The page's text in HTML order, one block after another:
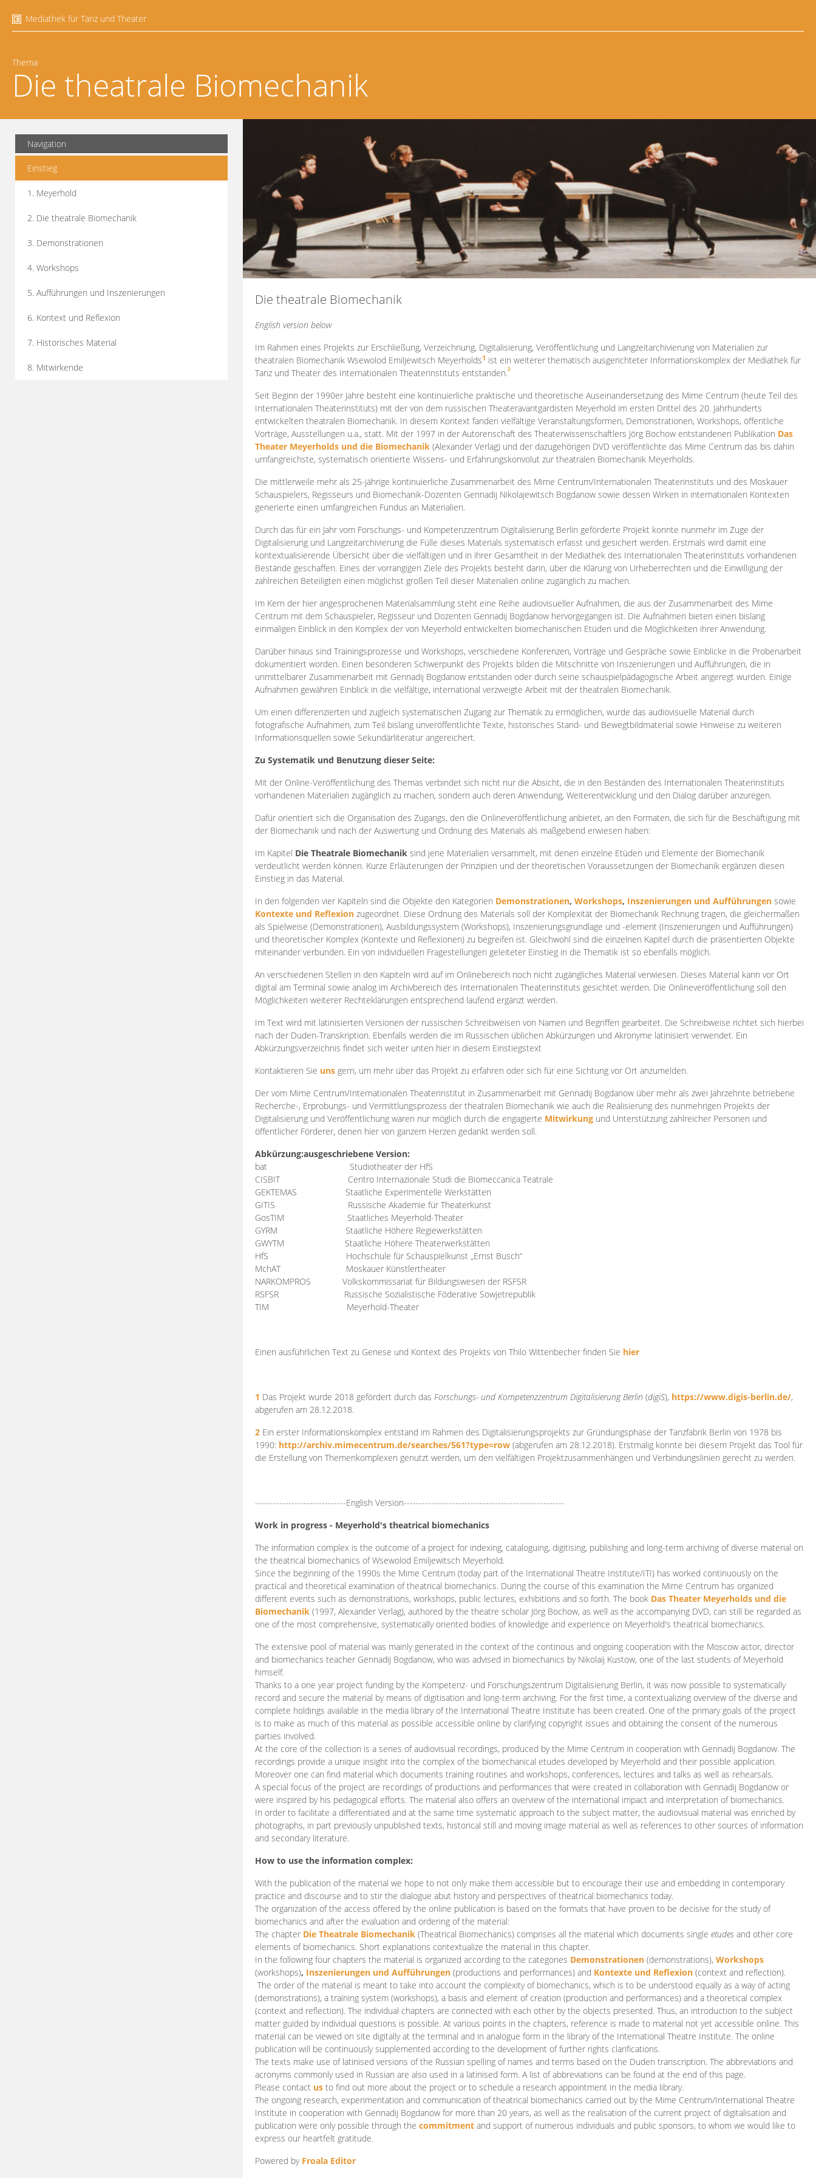
Mediathek für Tanz und Theater
Thema
Die theatrale Biomechanik
Navigation
Einstieg
1. Meyerhold
2. Die theatrale Biomechanik
3. Demonstrationen
4. Workshops
5. Aufführungen und Inszenierungen
6. Kontext und Reflexion
7. Historisches Material
8. Mitwirkende
Die theatrale Biomechanik
English version below
Im Rahmen eines Projekts zur Erschließung, Verzeichnung, Digitalisierung, Veröffentlichung und Langzeitarchivierung von Materialien zur
theatralen Biomechanik Wsewolod Emiljewitsch Meyerholds1 ist ein weiterer thematisch ausgerichteter Informationskomplex der Mediathek für
Tanz und Theater des Internationalen Theaterinstituts entstanden.2
Seit Beginn der 1990er Jahre besteht eine kontinuierliche praktische und theoretische Auseinandersetzung des Mime Centrum (heute Teil des
Internationalen Theaterinstituts) mit der von dem russischen Theateravantgardisten Meyerhold im ersten Drittel des 20. Jahrhunderts
entwickelten theatralen Biomechanik. In diesem Kontext fanden vielfältige Veranstaltungsformen, Demonstrationen, Workshops, öffentliche
Vorträge, Ausstellungen u.a., statt. Mit der 1997 in der Autorenschaft des Theaterwissenschaftlers Jörg Bochow entstandenen Publikation Das
Theater Meyerholds und die Biomechanik (Alexander Verlag) und der dazugehörigen DVD veröffentlichte das Mime Centrum das bis dahin
umfangreichste, systematisch orientierte Wissens- und Erfahrungskonvolut zur theatralen Biomechanik Meyerholds.
Die mittlerweile mehr als 25-jährige kontinuierliche Zusammenarbeit des Mime Centrum/Internationalen Theaterinstituts und des Moskauer
Schauspielers, Regisseurs und Biomechanik-Dozenten Gennadij Nikolajewitsch Bogdanow sowie dessen Wirken in internationalen Kontexten
generierte einen umfangreichen Fundus an Materialien.
Durch das für ein Jahr vom Forschungs- und Kompetenzzentrum Digitalisierung Berlin geförderte Projekt konnte nunmehr im Zuge der
Digitalisierung und Langzeitarchivierung die Fülle dieses Materials systematisch erfasst und gesichert werden. Erstmals wird damit eine
kontextualisierende Übersicht über die vielfältigen und in ihrer Gesamtheit in der Mediathek des Internationalen Theaterinstituts vorhandenen
Bestände geschaffen. Eines der vorrangigen Ziele des Projekts besteht darin, über die Klärung von Urheberrechten und die Einwilligung der
zahlreichen Beteiligten einen möglichst großen Teil dieser Materialien online zugänglich zu machen.
Im Kern der hier angesprochenen Materialsammlung steht eine Reihe audiovisueller Aufnahmen, die aus der Zusammenarbeit des Mime
Centrum mit dem Schauspieler, Regisseur und Dozenten Gennadij Bogdanow hervorgegangen ist. Die Aufnahmen bieten einen bislang
einmaligen Einblick in den Komplex der von Meyerhold entwickelten biomechanischen Etüden und die Möglichkeiten ihrer Anwendung.
Darüber hinaus sind Trainingsprozesse und Workshops, verschiedene Konferenzen, Vorträge und Gespräche sowie Einblicke in die Probenarbeit
dokumentiert worden. Einen besonderen Schwerpunkt des Projekts bilden die Mitschnitte von Inszenierungen und Aufführungen, die in
unmittelbarer Zusammenarbeit mit Gennadij Bogdanow entstanden oder durch seine schauspielpädagogische Arbeit angeregt wurden. Einige
Aufnahmen gewähren Einblick in die vielfältige, international verzweigte Arbeit mit der theatralen Biomechanik.
Um einen differenzierten und zugleich systematischen Zugang zur Thematik zu ermöglichen, wurde das audiovisuelle Material durch
fotografische Aufnahmen, zum Teil bislang unveröffentlichte Texte, historisches Stand- und Bewegtbildmaterial sowie Hinweise zu weiteren
Informationsquellen sowie Sekundärliteratur angereichert.
Zu Systematik und Benutzung dieser Seite:
Mit der Online-Veröffentlichung des Themas verbindet sich nicht nur die Absicht, die in den Beständen des Internationalen Theaterinstituts
vorhandenen Materialien zugänglich zu machen, sondern auch deren Anwendung, Weiterentwicklung und den Dialog darüber anzuregen.
Dafür orientiert sich die Organisation des Zugangs, den die Onlineveröffentlichung anbietet, an den Formaten, die sich für die Beschäftigung mit
der Biomechanik und nach der Auswertung und Ordnung des Materials als maßgebend erwiesen haben:
Im Kapitel Die Theatrale Biomechanik sind jene Materialien versammelt, mit denen einzelne Etüden und Elemente der Biomechanik
verdeutlicht werden können. Kurze Erläuterungen der Prinzipien und der theoretischen Voraussetzungen der Biomechanik ergänzen diesen
Einstieg in das Material.
In den folgenden vier Kapiteln sind die Objekte den Kategorien Demonstrationen, Workshops, Inszenierungen und Aufführungen sowie
Kontexte und Reflexion zugeordnet. Diese Ordnung des Materials soll der Komplexität der Biomechanik Rechnung tragen, die gleichermaßen
als Spielweise (Demonstrationen), Ausbildungssystem (Workshops), Inszenierungsgrundlage und -element (Inszenierungen und Aufführungen)
und theoretischer Komplex (Kontexte und Reflexionen) zu begreifen ist. Gleichwohl sind die einzelnen Kapitel durch die präsentierten Objekte
miteinander verbunden. Ein von individuellen Fragestellungen geleiteter Einstieg in die Thematik ist so ebenfalls möglich.
An verschiedenen Stellen in den Kapiteln wird auf im Onlinebereich noch nicht zugängliches Material verwiesen. Dieses Material kann vor Ort
digital am Terminal sowie analog im Archivbereich des Internationalen Theaterinstituts gesichtet werden. Die Onlineveröffentlichung soll den
Möglichkeiten weiterer Rechteklärungen entsprechend laufend ergänzt werden.
Im Text wird mit latinisierten Versionen der russischen Schreibweisen von Namen und Begriffen gearbeitet. Die Schreibweise richtet sich hierbei
nach der Duden-Transkription. Ebenfalls werden die im Russischen üblichen Abkürzungen und Akronyme latinisiert verwendet. Ein
Abkürzungsverzeichnis findet sich weiter unten hier in diesem Einstiegstext
Kontaktieren Sie uns gern, um mehr über das Projekt zu erfahren oder sich für eine Sichtung vor Ort anzumelden.
Der vom Mime Centrum/Internationalen Theaterinstitut in Zusammenarbeit mit Gennadij Bogdanow über mehr als zwei Jahrzehnte betriebene
Recherche-, Erprobungs- und Vermittlungsprozess der theatralen Biomechanik wie auch die Realisierung des nunmehrigen Projekts der
Digitalisierung und Veröffentlichung waren nur möglich durch die engagierte Mitwirkung und Unterstützung zahlreicher Personen und
öffentlicher Förderer, denen hier von ganzem Herzen gedankt werden soll.
Abkürzung:ausgeschriebene Version:
bat
Studiotheater der HfS
CISBIT
Centro Internazionale Studi die Biomeccanica Teatrale
GEKTEMAS
Staatliche Experimentelle Werkstätten
GITIS
Russische Akademie für Theaterkunst
GosTIM
Staatliches Meyerhold-Theater
GYRM
Staatliche Höhere Regiewerkstätten
GWYTM
Staatliche Höhere Theaterwerkstätten
HfS
Hochschule für Schauspielkunst „Ernst Busch“
MchAT
Moskauer Künstlertheater
NARKOMPROS
Volkskommissariat für Bildungswesen der RSFSR
RSFSR
Russische Sozialistische Föderative Sowjetrepublik
TIM Meyerhold-Theater
Einen ausführlichen Text zu Genese und Kontext des Projekts von Thilo Wittenbecher finden Sie hier
1 Das Projekt wurde 2018 gefördert durch das Forschungs- und Kompetenzzentrum DigitalisierungBerlin (digiS), https://www.digis-berlin.de/,
abgerufen am 28.12.2018.
2 Ein erster Informationskomplex entstand im Rahmen des Digitalisierungsprojekts zur Gründungsphase der Tanzfabrik Berlin von 1978 bis
1990: http://archiv.mimecentrum.de/searches/561?type=row (abgerufen am 28.12.2018). Erstmalig konnte bei diesem Projekt das Tool für
die Erstellung von Themenkomplexen genutzt werden, um den vielfältigen Projektzusammenhängen und Verbindungslinien gerecht zu werden.
------------------------------English Version-----------------------------------------------------
Work in progress - Meyerhold's theatrical biomechanics
The information complex is the outcome of a project for indexing, cataloguing, digitising, publishing and long-term archiving of diverse material on
the theatrical biomechanics of Wsewolod Emiljewitsch Meyerhold.
Since the beginning of the 1990s the Mime Centrum (today part of the International Theatre Institute/ITI) has worked continuously on the
practical and theoretical examination of theatrical biomechanics. During the course of this examination the Mime Centrum has organized
different events such as demonstrations, workshops, public lectures, exhibitions and so forth. The book Das Theater Meyerholds und die
Biomechanik (1997, Alexander Verlag), authored by the theatre scholar Jörg Bochow, as well as the accompanying DVD, can still be regarded as
one of the most comprehensive, systematically oriented bodies of knowledge and experience on Meyerhold's theatrical biomechanics.
The extensive pool of material was mainly generated in the context of the continous and ongoing cooperation with the Moscow actor, director
and biomechanics teacher Gennadij Bogdanow, who was advised in biomechanics by Nikolaij Kustow, one of the last students of Meyerhold
himself.
Thanks to a one year project funding by the Kompetenz- und Forschungszentrum Digitalisierung Berlin, it was now possible to systematically
record and secure the material by means of digitisation and long-term archiving. For the first time, a contextualizing overview of the diverse and
complete holdings available in the media library of the International Theatre Institute has been created. One of the primary goals of the project
is to make as much of this material as possible accessible online by clarifying copyright issues and obtaining the consent of the numerous
parties involved.
At the core of the collection is a series of audiovisual recordings, produced by the Mime Centrum in cooperation with Gennadij Bogdanow. The
recordings provide a unique insight into the complex of the biomechanical etudes developed by Meyerhold and their possible application.
Moreover one can find material which documents training routines and workshops, conferences, lectures and talks as well as rehearsals.
A special focus of the project are recordings of productions and performances that were created in collaboration with Gennadij Bogdanow or
were inspired by his pedagogical efforts. The material also offers an overview of the international impact and interpretation of biomechanics.
In order to facilitate a differentiated and at the same time systematic approach to the subject matter, the audiovisual material was enriched by
photographs, in part previously unpublished texts, historical still and moving image material as well as references to other sources of information
and secondary literature.
How to use the information complex:
With the publication of the material we hope to not only make them accessible but to encourage their use and embedding in contemporary
practice and discourse and to stir the dialogue abut history and perspectives of theatrical biomechanics today.
The organization of the access offered by the online publication is based on the formats that have proven to be decisive for the study of
biomechanics and after the evaluation and ordering of the material:
The chapter Die Theatrale Biomechanik (Theatrical Biomechanics) comprises all the material which documents single etudes and other core
elements of biomechanics. Short explanations contextualize the material in this chapter.
In the following four chapters the material is organized according to the categories Demonstrationen (demonstrations), Workshops
(workshops), Inszenierungen und Aufführungen (productions and performances) and Kontexte und Reflexion (context and reflection).
The order of the material is meant to take into account the complexity of biomechanics, which is to be understood equally as a way of acting
(demonstrations), a training system (workshops), a basis and element of creation (production and performances) and a theoretical complex
(context and reflection). The individual chapters are connected with each other by the objects presented. Thus, an introduction to the subject
matter guided by individual questions is possible. At various points in the chapters, reference is made to material not yet accessible online. This
material can be viewed on site digitally at the terminal and in analogue form in the library of the International Theatre Institute. The online
publication will be continuously supplemented according to the development of further rights clarifications.
The texts make use of latinised versions of the Russian spelling of names and terms based on the Duden transcription. The abbreviations and
acronyms commonly used in Russian are also used in a latinised form. A list of abbreviations can be found at the end of this page.
Please contact us to find out more about the project or to schedule a research appointment in the media library.
The ongoing research, experimentation and communication of theatrical biomechanics carried out by the Mime Centrum/International Theatre
Institute in cooperation with Gennadij Bogdanow for more than 20 years, as well as the realisation of the current project of digitalisation and
publication were only possible through the commitment and support of numerous individuals and public sponsors, to whom we would like to
express our heartfelt gratitude.
Powered by Froala Editor